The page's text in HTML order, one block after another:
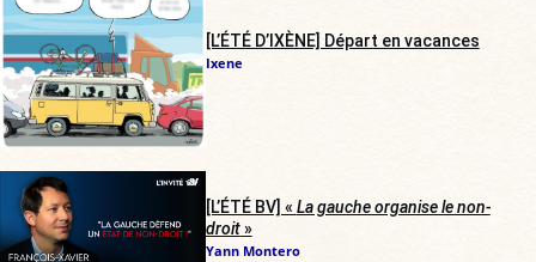
[L’ÉTÉ D’IXÈNE] Départ en vacances
Ixene
[L’ÉTÉ BV] « La gauche organise le non-
droit»
Yann Montero